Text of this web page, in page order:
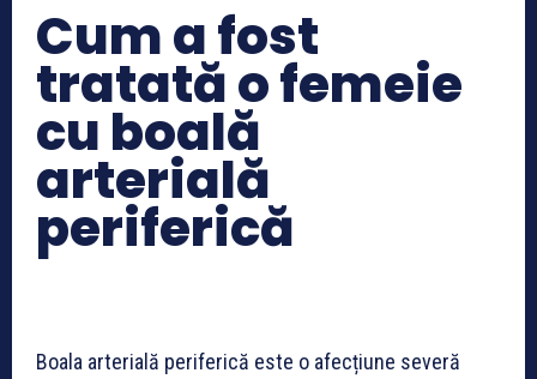
Cum a fost
tratată o femeie
cu boală
arterială
periferică
Boala arterială periferică este o afecțiune severă